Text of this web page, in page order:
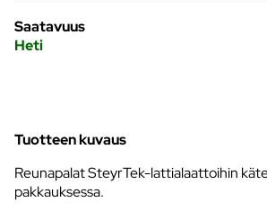
Saatavuus
Heti
Tuotteen kuvaus
Reunapalat SteyrTek-lattialaattoihin
pakkauksessa.